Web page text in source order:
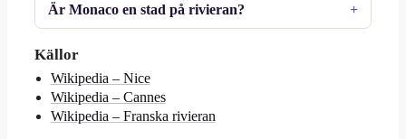
Är Monaco en stad på rivieran?
Källor
Wikipedia – Nice
Wikipedia – Cannes
Wikipedia – Franska rivieran